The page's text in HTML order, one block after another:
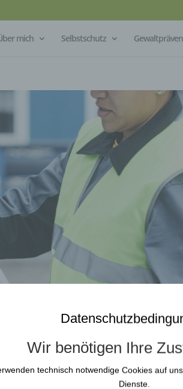
mich Selbstschutz
Wir benötigen Ihre
technisch notwendige Cookies auf
Dienste.